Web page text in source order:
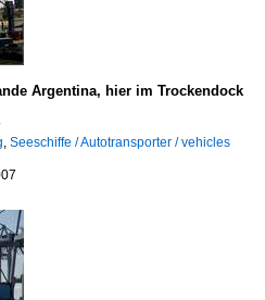
Argentina, hier im Trockendock
, Seeschiffe / Autotransporter / vehicles